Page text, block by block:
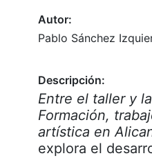
Autor:
Pablo Sánchez
Descripción:
Entre el taller y
Formación,
artística en
explora el